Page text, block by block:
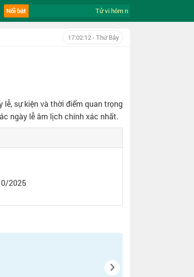
Nổi bật Tử vi hôm nay ngày 8/8/2026 của 12
17:02:13- Thứ Bảy
sự kiện và thời điểm quan trọng
ngày lễ âm lịch chính xác nhất.
2025